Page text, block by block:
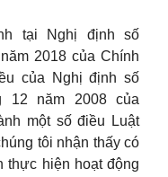
tại
Nghị định số
năm 2018 của Chính
của Nghị định số
12 năm 2008 của
một số điều Luật
tôi nhận thấy có
thực hiện hoạt động